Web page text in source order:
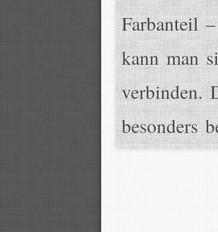
Farbanteil
kann man
verbinden.
besonders